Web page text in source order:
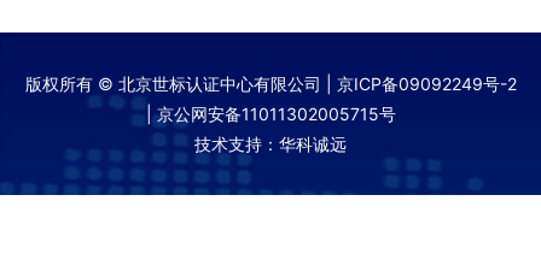
版权所有 © 北京世标认证中心有限公司 | 京ICP备09092249号-2
|京公网安备11011302005715号
技术支持：华科诚远